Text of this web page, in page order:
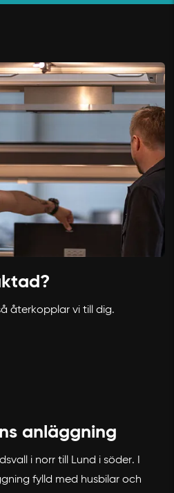
återkopplar vi till dig.
anläggning
i norr till Lund i söder. I
fylld med husbilar och